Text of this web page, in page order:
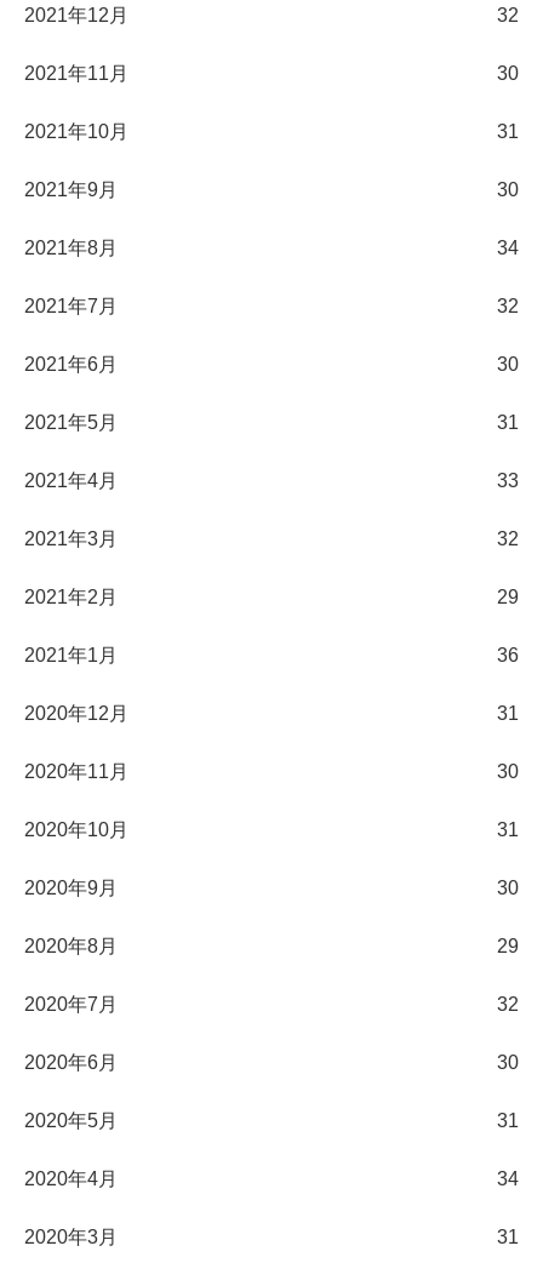
2021年12月 32
2021年11月 30
2021年10月 31
2021年9月 30
2021年8月 34
2021年7月 32
2021年6月 30
2021年5月 31
2021年4月 33
2021年3月 32
2021年2月 29
2021年1月 36
2020年12月 31
2020年11月 30
2020年10月 31
2020年9月 30
2020年8月 29
2020年7月 32
2020年6月 30
2020年5月 31
2020年4月 34
2020年3月 31